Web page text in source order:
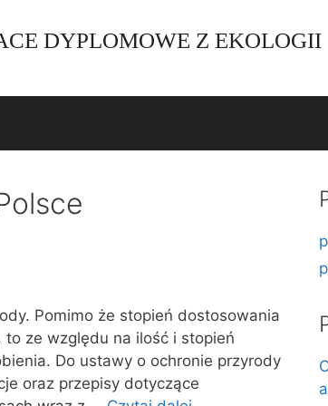
DYPLOMOWE Z EKOLOGII
Pomimo że stopień dostosowania
to ze względu na ilość i stopień
Do ustawy o ochronie przyrody
oraz przepisy dotyczące